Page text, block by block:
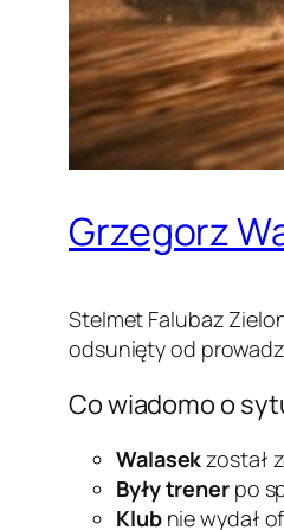
Grzegorz
Stelmet Falubaz
odsunięty od
Co wiadomo o
Walasekzostał
Były trenerpo
Klubnie wydał